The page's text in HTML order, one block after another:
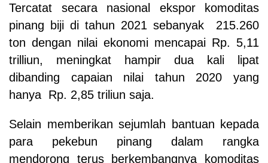
Tercatat secara nasional ekspor komoditas
pinang biji di tahun 2021 sebanyak 215.260
ton dengan nilai ekonomi mencapai Rp. 5,11
trilliun, meningkat hampir dua kali lipat
dibanding capaian nilai tahun 2020 yang
hanya Rp. 2,85 triliun saja.
Selain memberikan sejumlah bantuan kepada
para pekebun pinang dalam rangka
mendorong terus berkembangnya komoditas